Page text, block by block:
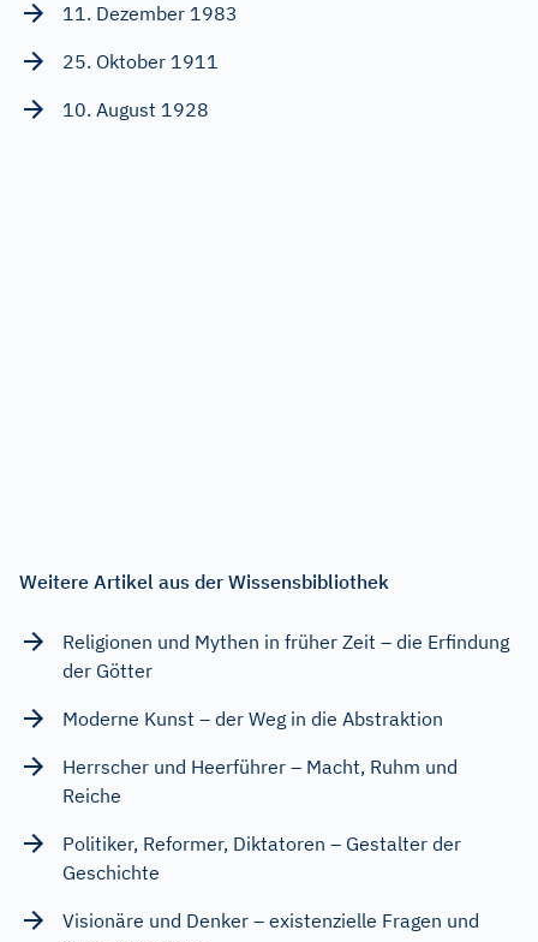
11. Dezember 1983
25. Oktober 1911
10. August 1928
Weitere Artikel aus der Wissensbibliothek
Religionen und Mythen in früher Zeit – die Erfindung
der Götter
Moderne Kunst – der Weg in die Abstraktion
Herrscher und Heerführer – Macht, Ruhm und
Reiche
Politiker, Reformer, Diktatoren – Gestalter der
Geschichte
Visionäre und Denker – existenzielle Fragen und